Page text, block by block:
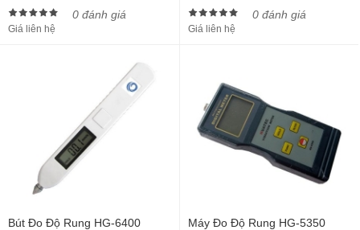
0 đánh giá
Giá liên hệ
0 đánh giá
Giá liên hệ
Bút Đo Độ Rung HG-6400 Máy Đo Độ Rung HG-5350